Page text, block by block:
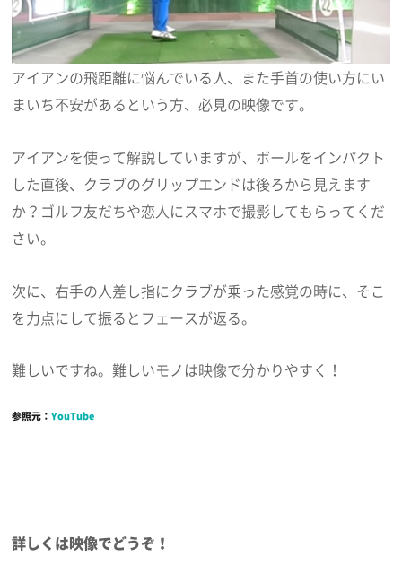
アイアンの飛距離に悩んでいる人、また手首の使い方にい
まいち不安があるという方、必見の映像です。
アイアンを使って解説していますが、ボールをインパクト
した直後、クラブのグリップエンドは後ろから見えます
か？ゴルフ友だちや恋人にスマホで撮影してもらってくだ
さい。
次に、右手の人差し指にクラブが乗った感覚の時に、そこ
を力点にして振るとフェースが返る。
難しいですね。難しいモノは映像で分かりやすく！
参照元：YouTube
詳しくは映像でどうぞ！